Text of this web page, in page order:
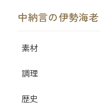
中納言の伊勢海老
素材
調理
歴史